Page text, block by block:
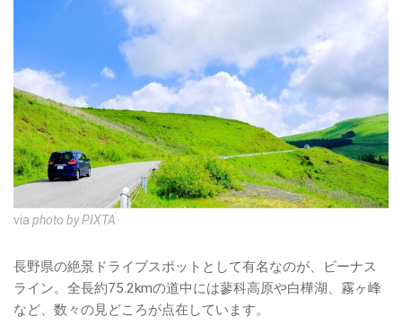
via photo by PIXTA
長野県の絶景ドライブスポットとして有名なのが、ビーナス
ライン。全長約75.2kmの道中には蓼科高原や白樺湖、霧ヶ峰
など、数々の見どころが点在しています。